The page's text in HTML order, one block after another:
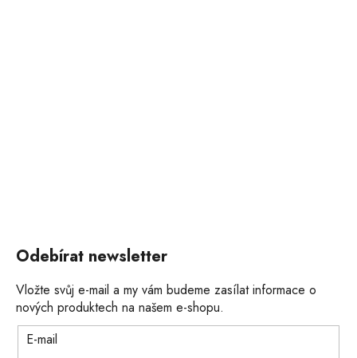
Odebírat newsletter
Vložte svůj e-mail a my vám budeme zasílat informace o
nových produktech na našem e-shopu.
E-mail